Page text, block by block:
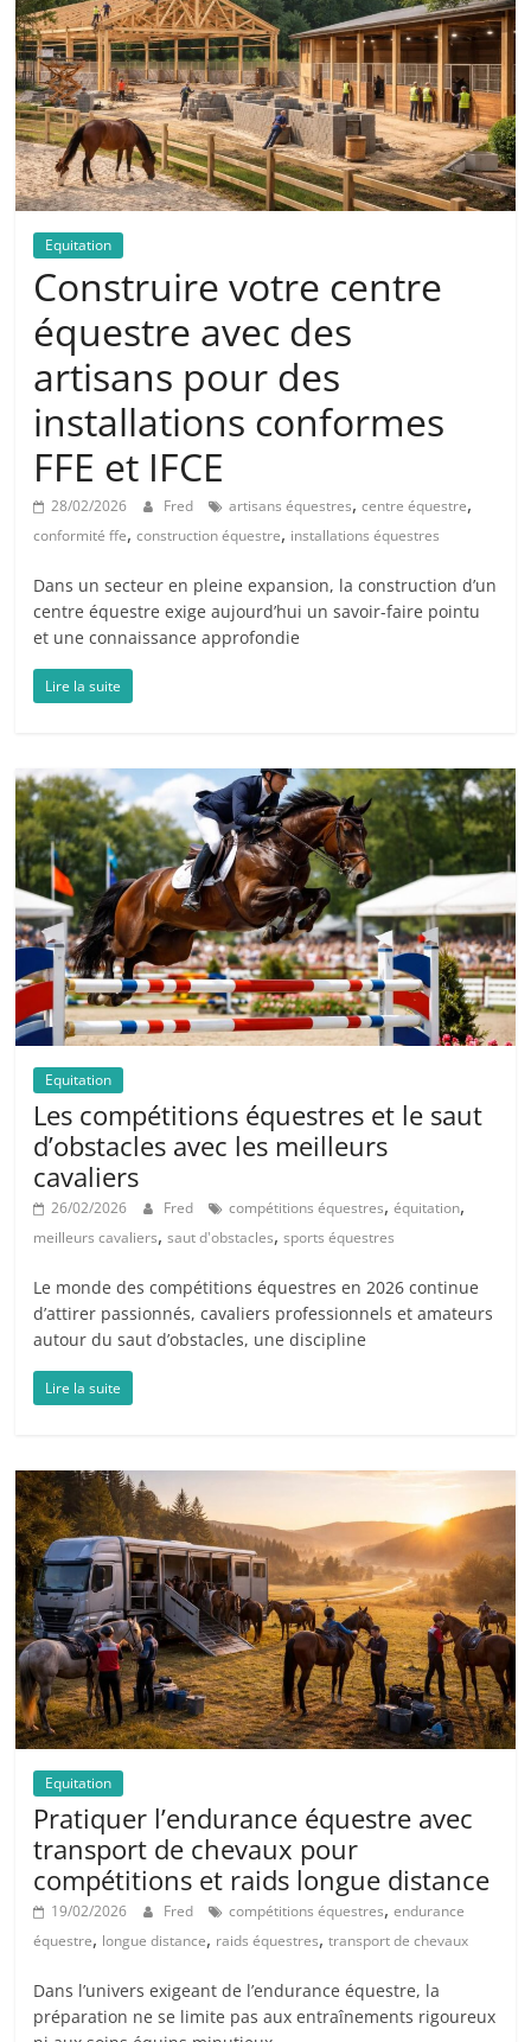
Equitation
Construire votre centre
équestre avec des
artisans pour des
installations conformes
FFE et IFCE
28/02/2026 Fred artisans équestres,centre équestre,
conformité ffe,construction équestre, installations équestres
Dans un secteur en pleine expansion, la construction d’un
centre équestre exige aujourd’hui un savoir-faire pointu
et une connaissance approfondie
Lire la suite
Equitation
Les compétitions équestres et le saut
d’obstacles avec les meilleurs
cavaliers
26/02/2026 Fred compétitions équestres,équitation,
meilleurs cavaliers,saut d'obstacles,sports équestres
Le monde des compétitions équestres en 2026 continue
d’attirer passionnés, cavaliers professionnels et amateurs
autour du saut d’obstacles, une discipline
Lire la suite
Equitation
Pratiquer l’endurance équestre avec
transport de chevaux pour
compétitions et raids longue distance
19/02/2026 Fred compétitions équestres,endurance
équestre, longue distance, raids équestres,transport de chevaux
Dans l’univers exigeant de l’endurance équestre, la
préparation ne se limite pas aux entraînements rigoureux